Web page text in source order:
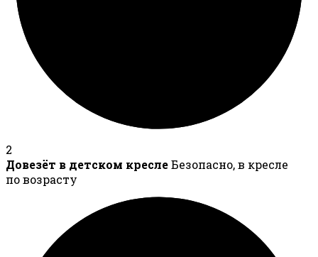
2
Довезёт в детском креслеБезопасно, в кресле
по возрасту